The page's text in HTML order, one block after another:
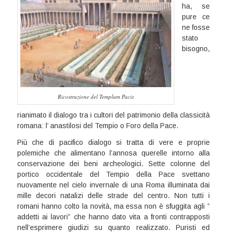
Ricostruzione del Templum Pacis
ha, se
pure ce
ne fosse
stato
bisogno,
rianimato il dialogo tra i cultori del patrimonio della classicità
romana: l’ anastilosi del Tempio o Foro della Pace.
Più che di pacifico dialogo si tratta di vere e proprie
polemiche che alimentano l’annosa querelle intorno alla
conservazione dei beni archeologici. Sette colonne del
portico occidentale del Tempio della Pace svettano
nuovamente nel cielo invernale di una Roma illuminata dai
mille decori natalizi delle strade del centro. Non tutti i
romani hanno colto la novità, ma essa non è sfuggita agli ”
addetti ai lavori” che hanno dato vita a fronti contrapposti
nell’esprimere giudizi su quanto realizzato. Puristi ed